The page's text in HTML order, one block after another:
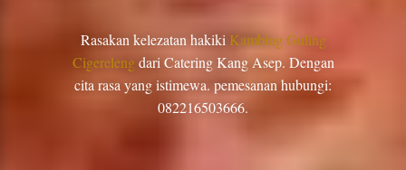
Rasakan kelezatan hakiki Kambing Guling
Cigerelengdari Catering Kang Asep. Dengan
cita rasa yang istimewa. pemesanan hubungi:
082216503666.